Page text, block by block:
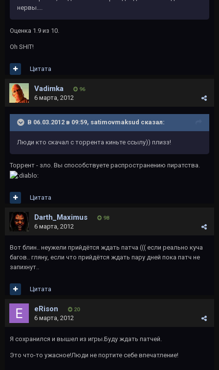
нервы....
Оценка 1.9 из 10.
Oh SHIT!
Цитата
Vadimka 96
6 марта, 2012
В 06.03.2012 в 09:59, satimovmaksud сказал:
Люди кто скачал с торрента киньте ссылу)) плизз!
Торрент - зло. Вы способствуете распространению пиратства.
Цитата
Darth_Maximus 98
6 марта, 2012
Вот блин.. неужели прийдётся ждать патча ((( если реально куча
багов.. гляну, если что прийдётся ждать пару дней пока патч не
запихнут..
Цитата
eRison 20
6 марта, 2012
Я сохранился и вышел из игры.Буду ждать патчей.
Это что-то ужасное!Люди не портите себе впечатление!